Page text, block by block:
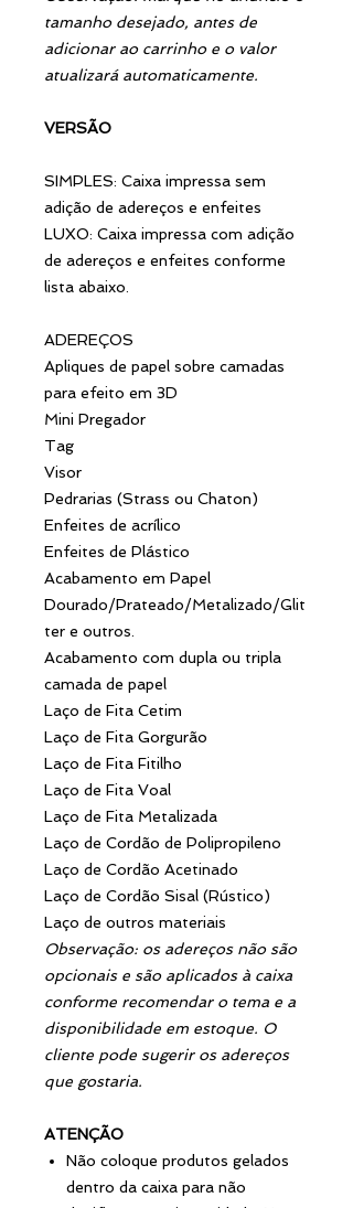
tamanho desejado, antes de
adicionar ao carrinho e o valor
atualizará automaticamente.
VERSÃO
SIMPLES: Caixa impressa sem
adição de adereços e enfeites
LUXO: Caixa impressa com adição
de adereços e enfeites conforme
lista abaixo.
ADEREÇOS
Apliques de papel sobre camadas
para efeito em 3D
Mini Pregador
Tag
Visor
Pedrarias (Strass ou Chaton)
Enfeites de acrílico
Enfeites de Plástico
Acabamento em Papel
Dourado/Prateado/Metalizado/Glit
ter e outros.
Acabamento com dupla ou tripla
camada de papel
Laço de Fita Cetim
Laço de Fita Gorgurão
Laço de Fita Fitilho
Laço de Fita Voal
Laço de Fita Metalizada
Laço de Cordão de Polipropileno
Laço de Cordão Acetinado
Laço de Cordão Sisal (Rústico)
Laço de outros materiais
Observação: os adereços não são
opcionais e são aplicados à caixa
conforme recomendar o tema e a
disponibilidade em estoque. O
cliente pode sugerir os adereços
que gostaria.
ATENÇÃO
Não coloque produtos gelados
dentro da caixa para não